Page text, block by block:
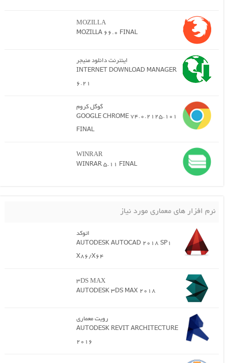
MOZILLA
MOZILLA 66.0 FINAL
اینترنت دانلود منیجر
INTERNET DOWNLOAD MANAGER
6.21
گوگل کروم
GOOGLE CHROME 74.0.2125.101
FINAL
WINRAR
WINRAR 5.11 FINAL
نرم افزار های معماری مورد نیاز
اتوکد
AUTODESK AUTOCAD 2018 SP1
X86/X64
3DS MAX
AUTODESK 3DS MAX 2018
رویت معماری
AUTODESK REVIT ARCHITECTURE
2016